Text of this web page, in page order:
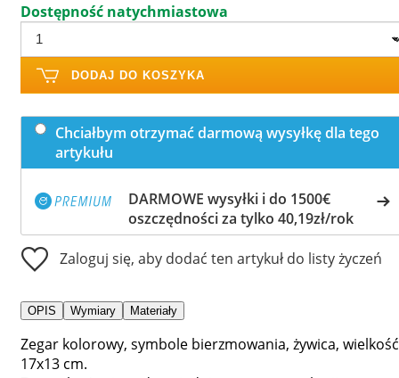
Dostępność natychmiastowa
DODAJ DO KOSZYKA
Chciałbym otrzymać darmową wysyłkę dla tego
artykułu
DARMOWE wysyłki i do 1500€
oszczędności za tylko 40,19zł/rok
Zaloguj się, aby dodać ten artykuł do listy życzeń
OPIS Wymiary Materiały
Zegar kolorowy, symbole bierzmowania, żywica, wielkość
17x13 cm.